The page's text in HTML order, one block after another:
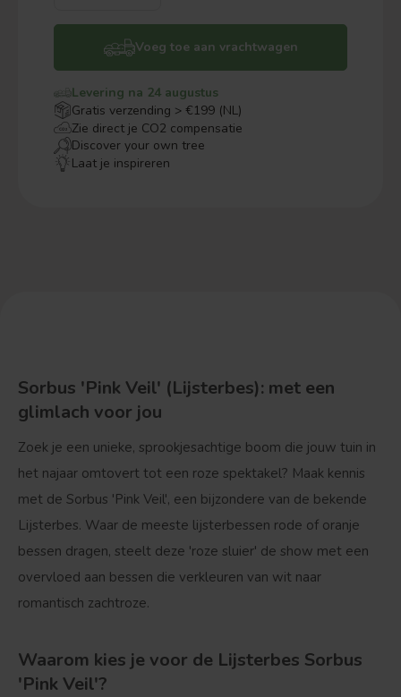
Voeg toe aan vrachtwagen
Levering na 24 augustus
Gratis verzending > €199 (NL)
Zie direct je CO2 compensatie
Discover your own tree
Laat je inspireren
Sorbus 'Pink Veil' (Lijsterbes): met een
glimlach voor jou
Zoek je een unieke, sprookjesachtige boom die jouw tuin in
het najaar omtovert tot een roze spektakel? Maak kennis
met de Sorbus 'Pink Veil', een bijzondere van de bekende
Lijsterbes. Waar de meeste lijsterbessen rode of oranje
bessen dragen, steelt deze 'roze sluier' de show met een
overvloed aan bessen die verkleuren van wit naar
romantisch zachtroze.
Waarom kies je voor de Lijsterbes Sorbus
'Pink Veil'?